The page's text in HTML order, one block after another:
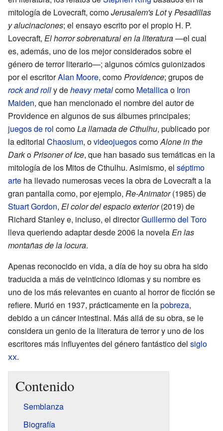
mitología de Lovecraft, comoJerusalem's LotyPesadillas
y alucinaciones; el ensayo escrito por el propio H. P.
Lovecraft, El horror sobrenatural en la literatura—el cual
es, además, uno de los mejor considerados sobre el
género de terror literario—; algunos cómics guionizados
por el escritorAlan Moore, comoProvidence; grupos de
rock and rolly deheavy metalcomo Metallicao Iron
Maiden, que han mencionado el nombre del autor de
Providence en algunos de sus álbumes principales;
juegos de rol comoLa llamada de Cthulhu, publicado por
la editorial Chaosium, ovideojuegoscomoAlone in the
DarkoPrisoner of Ice, que han basado sus temáticas en la
mitología de los Mitos de Cthulhu. Asimismo, el séptimo
arte ha llevado numerosas veces la obra de Lovecraft a la
gran pantalla como, por ejemplo, Re-Animator(1985) de
Stuart Gordon, El color del espacio exterior(2019) de
Richard Stanley e, incluso, el directorGuillermo del Toro
lleva queriendo adaptar desde 2006 la novelaEn las
montañas de la locura.
Apenas reconocido en vida, a día de hoy su obra ha sido
traducida a más de veinticinco idiomas y su nombre es
uno de los más relevantes en cuanto al horror de ficción se
refiere. Murió en 1937, prácticamente en lapobreza,
debido a un cáncer intestinal. Más allá de su obra, se le
considera un genio de la literatura de terror y uno de los
escritores más influyentes del género fantástico del siglo
xx.
Contenido
Semblanza
Biografía